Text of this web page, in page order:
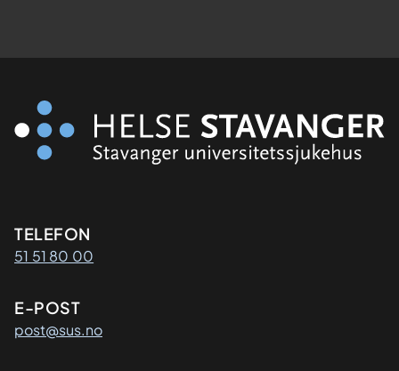
Kontaktinformasjon
TELEFON
51 51 80 00
E-POST
post@sus.no